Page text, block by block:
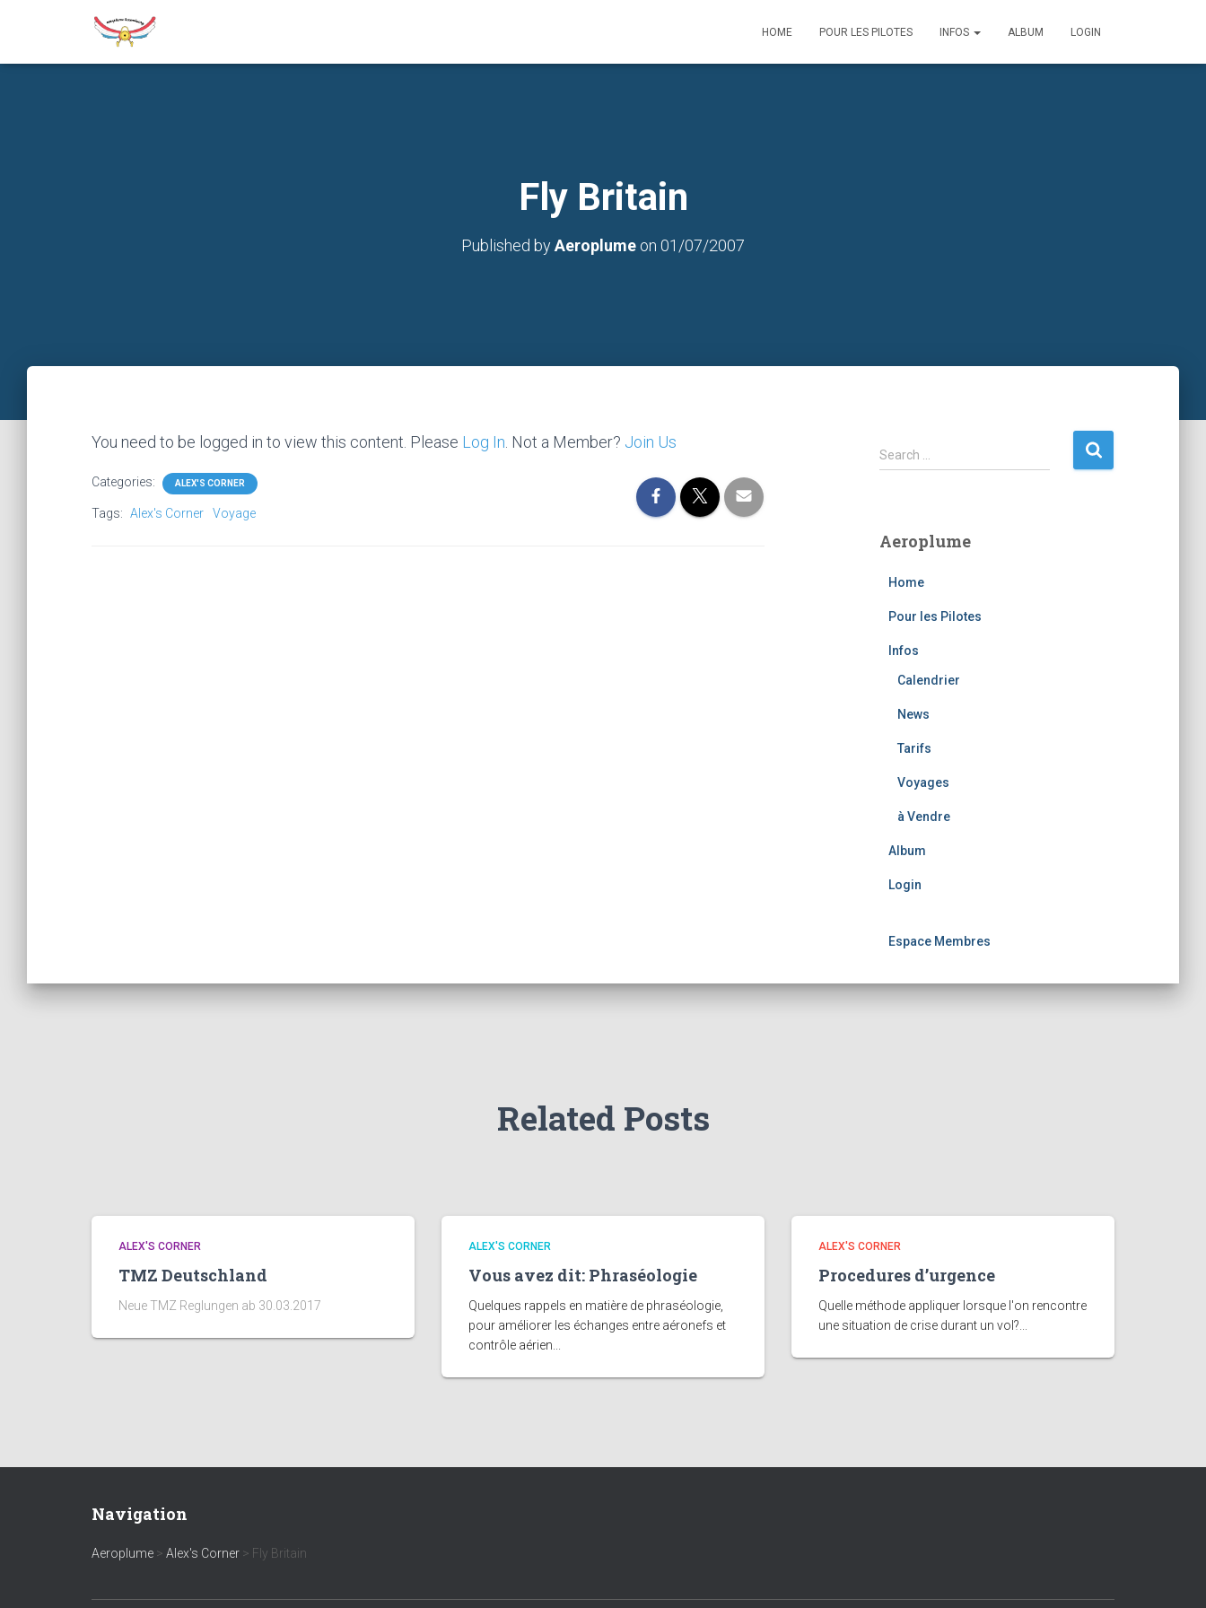
HOME POUR LES PILOTES INFOS ALBUM LOGIN
Fly Britain
Published byAeroplume on 01/07/2007
You need to be logged in to view this content. Please Log In . Not a Member? Join Us
Categories: ALEX'S CORNER
Tags: Alex's Corner Voyage
S
e
h
Search …
Aeroplume
Home
Pour les Pilotes
Infos
Calendrier
News
Tarifs
Voyages
à Vendre
Album
Login
Espace Membres
Related Posts
ALEX'S CORNER
TMZ Deutschland
Neue TMZ Reglungen ab 30.03.2017
ALEX'S CORNER
Vous avez dit: Phraséologie
Quelques rappels en matière de phraséologie,
pour améliorer les échanges entre aéronefs et
contrôle aérien...
ALEX'S CORNER
Procedures d’urgence
Quelle méthode appliquer lorsque l'on rencontre
une situation de crise durant un vol?...
Navigation
Aeroplume > Alex's Corner > Fly Britain